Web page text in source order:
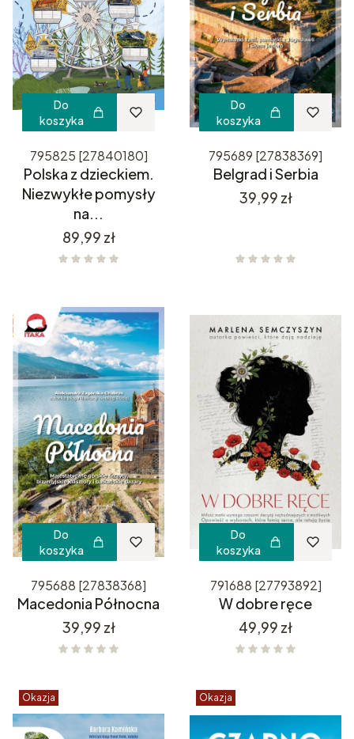
Do
koszyka
795825 [27840180]
Polska z dzieckiem.
Niezwykłe pomysły
na...
Cena
89,99 zł
Do
koszyka
795689 [27838369]
Belgrad i Serbia
Cena
39,99 zł
Do
koszyka
795688 [27838368]
Macedonia Północna
Cena
39,99 zł
Do
koszyka
791688 [27793892]
W dobre ręce
Cena
49,99 zł
Okazja Okazja